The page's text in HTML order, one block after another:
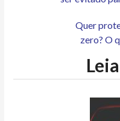
Quer
zero? O